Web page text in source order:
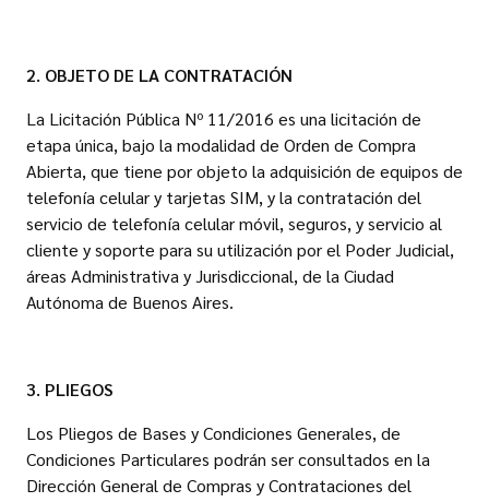
2. OBJETO DE LA CONTRATACIÓN
La Licitación Pública Nº 11/2016 es una licitación de
etapa única, bajo la modalidad de Orden de Compra
Abierta, que tiene por objeto la adquisición de equipos de
telefonía celular y tarjetas SIM, y la contratación del
servicio de telefonía celular móvil, seguros, y servicio al
cliente y soporte para su utilización por el Poder Judicial,
áreas Administrativa y Jurisdiccional, de la Ciudad
Autónoma de Buenos Aires.
3. PLIEGOS
Los Pliegos de Bases y Condiciones Generales, de
Condiciones Particulares podrán ser consultados en la
Dirección General de Compras y Contrataciones del